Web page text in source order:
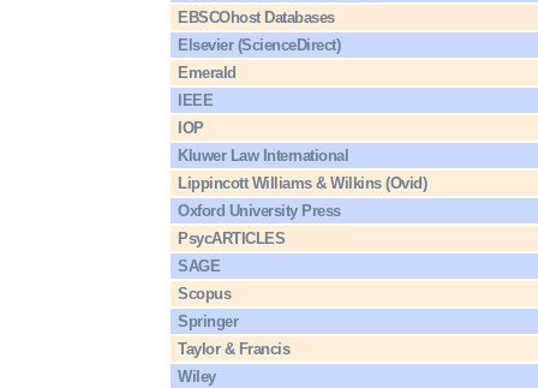
EBSCOhost Databases
Elsevier (ScienceDirect)
Emerald
IEEE
IOP
Kluwer Law International
Lippincott Williams & Wilkins (Ovid)
Oxford University Press
PsycARTICLES
SAGE
Scopus
Springer
Taylor & Francis
Wiley